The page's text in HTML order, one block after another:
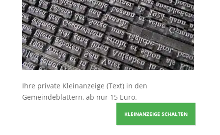
Ihre private Kleinanzeige (Text) in den
Gemeindeblättern, ab nur 15 Euro.
KLEINANZEIGE SCHALTEN